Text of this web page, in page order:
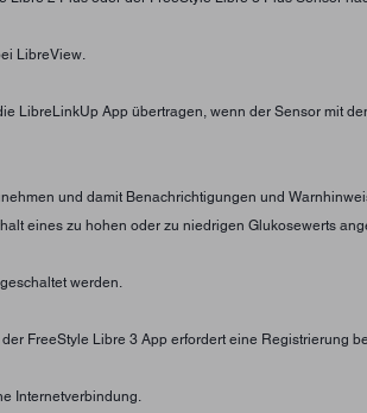
LibreView.
LibreLinkUp App übertragen, wenn der Sensor mit
und damit Benachrichtigungen und
eines zu hohen oder zu niedrigen Glukosewerts
werden.
FreeStyle Libre 3 App erfordert eine Registrierung
Internetverbindung.